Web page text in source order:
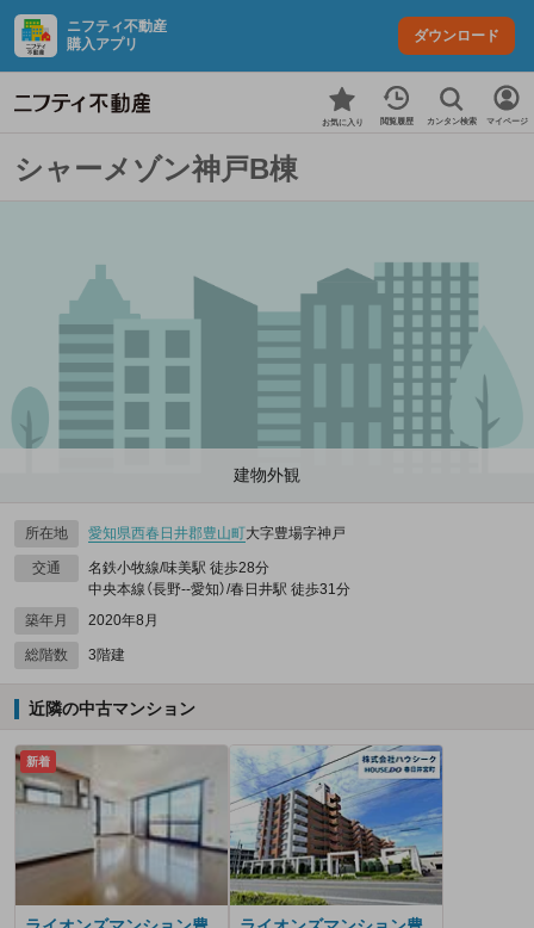
ニフティ不動産
購入アプリ
ダウンロード
お気に入り 閲覧履歴 カンタン検索 マイページ
シャーメゾン神戸B棟
建物外観
所在地 愛知県西春日井郡豊山町大字豊場字神戸
交通
名鉄小牧線/味美駅 徒歩28分
中央本線（長野--愛知）/春日井駅 徒歩31分
築年月
2020年8月
総階数 3階建
近隣の中古マンション
新着